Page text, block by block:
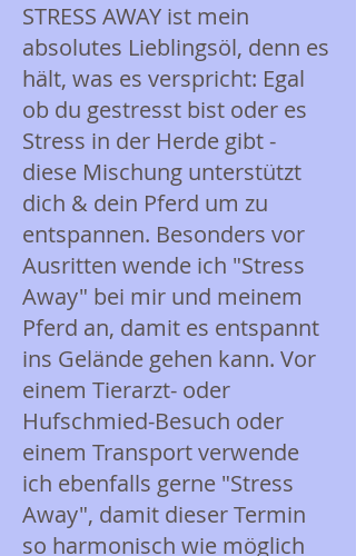
STRESS AWAY ist mein
absolutes Lieblingsöl, denn es
hält, was es verspricht: Egal
ob du gestresst bist oder es
Stress in der Herde gibt -
diese Mischung unterstützt
dich & dein Pferd um zu
entspannen. Besonders vor
Ausritten wende ich "Stress
Away" bei mir und meinem
Pferd an, damit es entspannt
ins Gelände gehen kann. Vor
einem Tierarzt- oder
Hufschmied-Besuch oder
einem Transport verwende
ich ebenfalls gerne "Stress
Away", damit dieser Termin
so harmonisch wie möglich